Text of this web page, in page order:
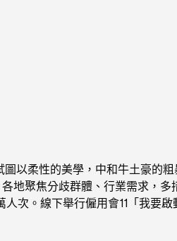
柔性的美學，中和牛土豪的
聚焦分歧群體、行業需求，
次。線下舉行僱用會11「我要